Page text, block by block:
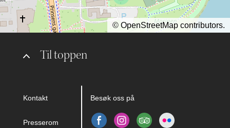
Til toppen
Kontakt
Presserom
Besøk oss på
© OpenStreetMap contributors.